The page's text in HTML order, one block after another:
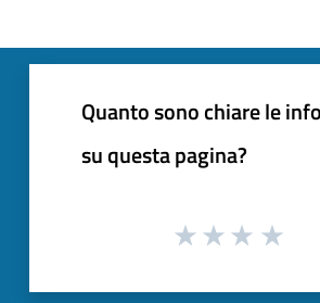
Quanto sono chiare le
su questa pagina?